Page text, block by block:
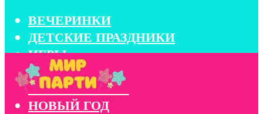
ВЕЧЕРИНКИ
ДЕТСКИЕ ПРАЗДНИКИ
ИГРЫ
КОНКУРСЫ
КОРПОРАТИВЫ
НОВЫЙ ГОД